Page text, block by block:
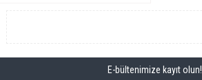
E-bültenimize kayıt olun!